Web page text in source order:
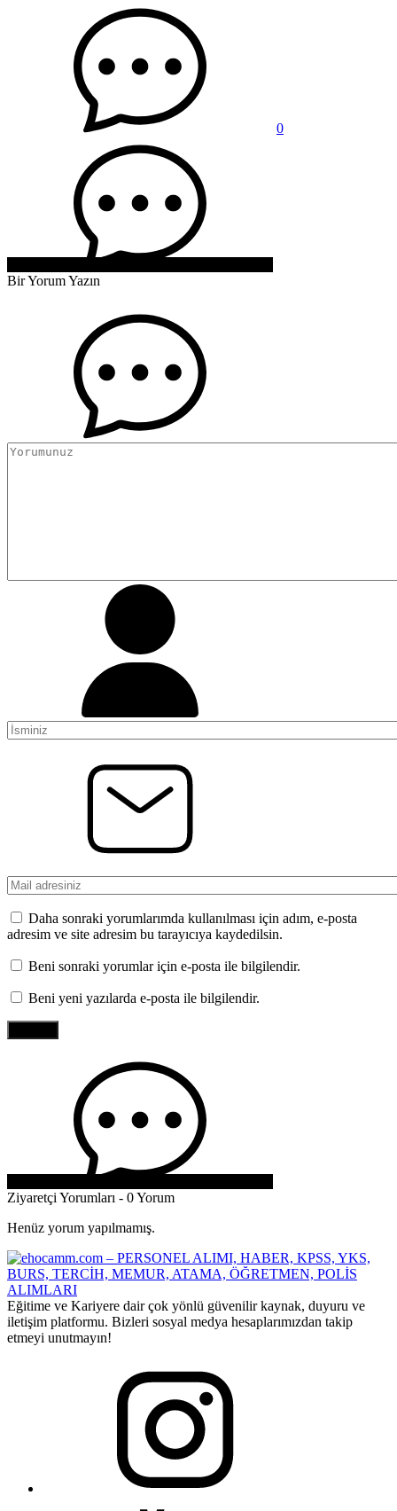
0
Bir Yorum Yazın
Daha sonraki yorumlarımda kullanılması için adım, e-posta
adresim ve site adresim bu tarayıcıya kaydedilsin.
Beni sonraki yorumlar için e-posta ile bilgilendir.
Beni yeni yazılarda e-posta ile bilgilendir.
Ziyaretçi Yorumları - 0 Yorum
Henüz yorum yapılmamış.
Eğitime ve Kariyere dair çok yönlü güvenilir kaynak, duyuru ve
iletişim platformu. Bizleri sosyal medya hesaplarımızdan takip
etmeyi unutmayın!